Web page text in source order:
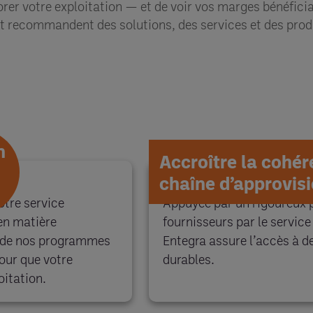
votre exploitation — et de voir vos marges
recommandent des solutions, des services et des
service
matière
nos programmes
que votre
Accroître la
chaîne
Appuyée par un rigoureux
fournisseurs par le
Entegra assure l’accès à
durables.